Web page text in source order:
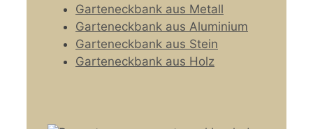
Garteneckbank aus Metall
Garteneckbank aus Aluminium
Garteneckbank aus Stein
Garteneckbank aus Holz